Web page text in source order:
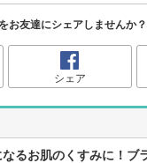
お友達にシェアしませんか？
シェア
なるお肌のくすみに！ブ